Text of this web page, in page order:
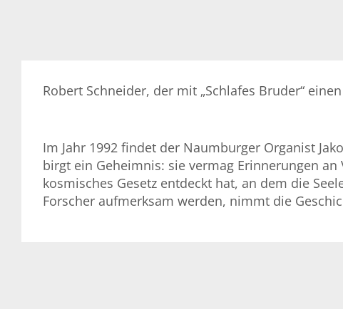
Robert Schneider, der mit „Schlafes Bruder“
Im Jahr 1992 findet der Naumburger Organist
birgt ein Geheimnis: sie vermag Erinnerungen
kosmisches Gesetz entdeckt hat, an dem die
Forscher aufmerksam werden, nimmt die